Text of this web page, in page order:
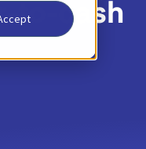
to-cash